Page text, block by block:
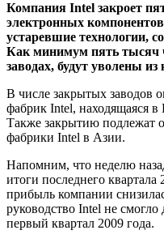
Компания Intel закроет
электронных
устаревшие технологии,
Как минимум пять тысяч
заводах, будут уволены
В числе закрытых заводов
фабрик Intel, находящаяся
Также закрытию подлежат
фабрики Intel в Азии.
Напомним, что неделю
итоги последнего
прибыль компании
руководство Intel не
первый квартал 2009 года.